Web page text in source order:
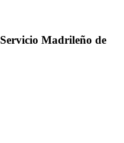
Madrileño de